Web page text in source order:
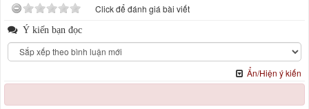
Click để đánh giá bài viết
Ý kiến bạn đọc
Ẩn/Hiện ý kiến